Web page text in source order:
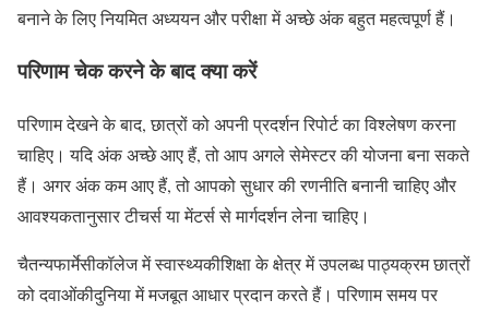
बनाने के लिए नियमित अध्ययन और परीक्षा में अच्छे अंक बहुत महत्वपूर्ण हैं।
परिणाम चेक करने के बाद क्या करें
परिणाम देखने के बाद, छात्रों को अपनी प्रदर्शन रिपोर्ट का विश्लेषण करना
चाहिए। यदि अंक अच्छे आए हैं, तो आप अगले सेमेस्टर की योजना बना सकते
हैं। अगर अंक कम आए हैं, तो आपको सुधार की रणनीति बनानी चाहिए और
आवश्यकतानुसार टीचर्स या मेंटर्स से मार्गदर्शन लेना चाहिए।
चैतन्यफार्मेसीकॉलेज में स्वास्थ्यकीशिक्षा के क्षेत्र में उपलब्ध पाठ्यक्रम छात्रों
को दवाओंकीदुनिया में मजबूत आधार प्रदान करते हैं। परिणाम समय पर